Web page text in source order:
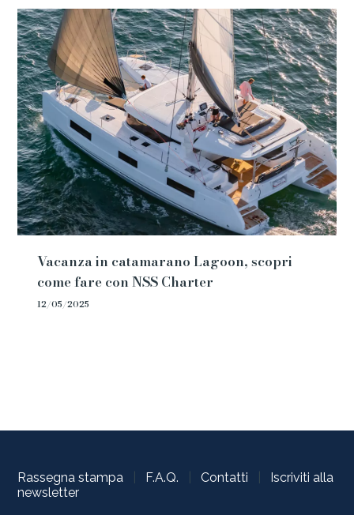
Vacanza in catamarano Lagoon, scopri
come fare con NSS Charter
12/05/2025
Rassegna stampa F.A.Q. Contatti
Iscriviti alla
newsletter